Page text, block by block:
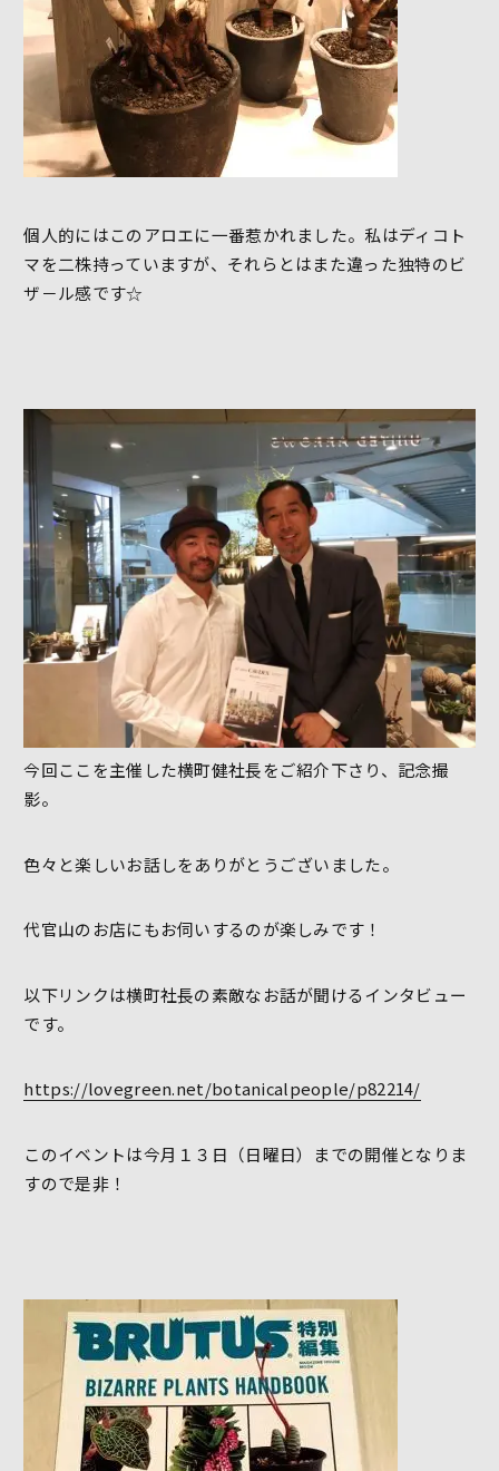
個人的にはこのアロエに一番惹かれました。私はディコト
マを二株持っていますが、それらとはまた違った独特のビ
ザ－ル感です☆
今回ここを主催した横町健社長をご紹介下さり、記念撮
影。
色々と楽しいお話しをありがとうございました。
代官山のお店にもお伺いするのが楽しみです！
以下リンクは横町社長の素敵なお話が聞けるインタビュー
です。
https://lovegreen.net/botanicalpeople/p82214/
このイベントは今月１３日（日曜日）までの開催となりま
すので是非！